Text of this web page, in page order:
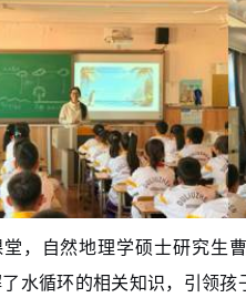
，自然地理学硕士研究生
水循环的相关知识，引领